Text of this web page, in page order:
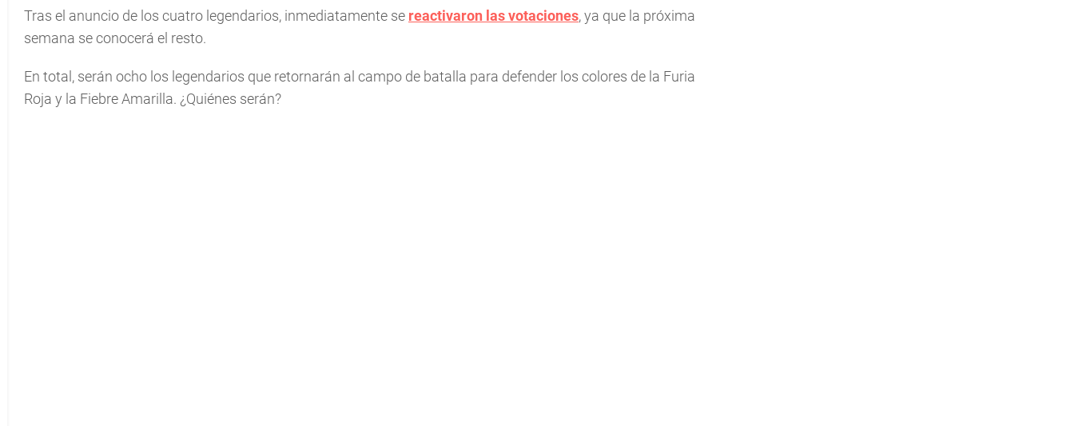
Tras el anuncio de los cuatro legendarios, inmediatamente se reactivaron las votaciones, ya que la próxima
semana se conocerá el resto.
En total, serán ocho los legendarios que retornarán al campo de batalla para defender los colores de la Furia
Roja y la Fiebre Amarilla. ¿Quiénes serán?